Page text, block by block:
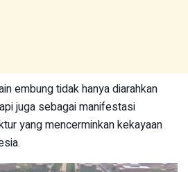
embung tidak hanya diarahkan
juga sebagai manifestasi
yang mencerminkan kekayaan